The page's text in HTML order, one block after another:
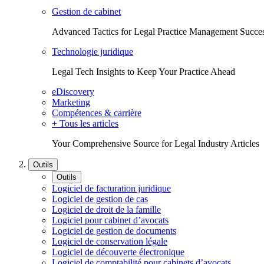
Gestion de cabinet
Advanced Tactics for Legal Practice Management
Technologie juridique
Legal Tech Insights to Keep Your Practice Ahead
eDiscovery
Marketing
Compétences & carrière
+ Tous les articles
Your Comprehensive Source for Legal Industry Articles
Outils
Outils
Logiciel de facturation juridique
Logiciel de gestion de cas
Logiciel de droit de la famille
Logiciel pour cabinet d’avocats
Logiciel de gestion de documents
Logiciel de conservation légale
Logiciel de découverte électronique